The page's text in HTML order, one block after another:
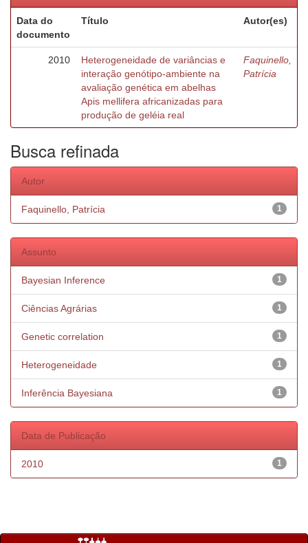
Data do
documento
Título Autor(es)
2010
Heterogeneidade de variâncias e
interação genótipo-ambiente na
avaliação genética em abelhas
Apis mellifera africanizadas para
produção de geléia real
Faquinello,
Patrícia
Busca refinada
Autor
1
Faquinello, Patrícia
Assunto
1
Bayesian Inference
1
Ciências Agrárias
1
Genetic correlation
1
Heterogeneidade
1
Inferência Bayesiana
Data de Publicação
1
2010